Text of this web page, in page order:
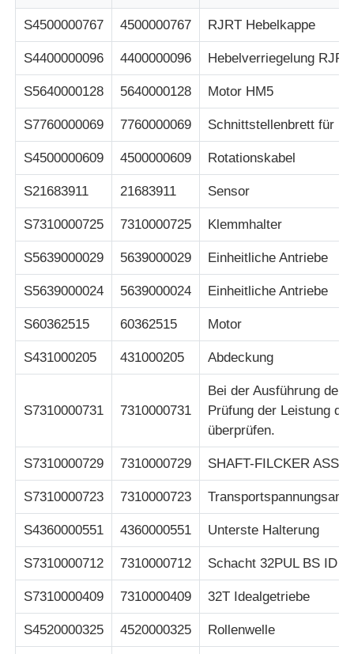
Geldautomat
Münzrecycler
S4500000767 4500000767 RJRT Hebelkappe
S4400000096 4400000096 Hebelverriegelung RJRT
S5640000128 5640000128 Motor HM5
S7760000069 7760000069 Schnittstellenbrett für
S4500000609 4500000609 Rotationskabel
S21683911 21683911 Sensor
S7310000725 7310000725 Klemmhalter
S5639000029 5639000029 Einheitliche Antriebe
S5639000024 5639000024 Einheitliche Antriebe
S60362515 60362515 Motor
S431000205 431000205 Abdeckung
S7310000731 7310000731
Bei der Ausführung der
Prüfung der Leistung
überprüfen.
S7310000729 7310000729 SHAFT-FILCKER ASSY
S7310000723 7310000723
S4360000551 4360000551 Unterste Halterung
S7310000712 7310000712 Schacht 32PUL BS ID
S7310000409 7310000409 32T Idealgetriebe
S4520000325 4520000325 Rollenwelle